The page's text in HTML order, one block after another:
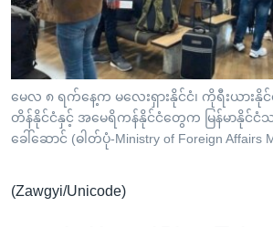
စာမျက်နှာ
ကျော်
ကြည့်
ရန်
ရှာဖွေ
နေရာ
ဗွီအိုအေ လူမှုကွန်ယက်များ
ဘာသာစကားများ
မေလ ၈ ရက်နေ့က မလေးရှားနိုင်ငံ၊ ကိုရီးယားနိုင်ငံ
တိန်နိုင်ငံနှင့် အမေရိကန်နိုင်ငံတွေက မြန်မာနိုင်ငံသာ
ခေါ်ဆောင် (ဓါတ်ပုံ-Ministry of Foreign Affairs
(Zawgyi/Unicode)